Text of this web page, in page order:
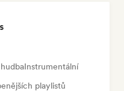
Instrumentální
playlistů